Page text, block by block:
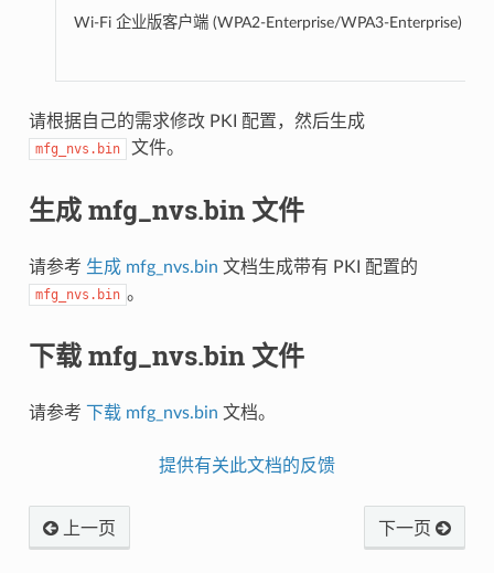
Wi-Fi 企业版客户端 (WPA2-Enterprise/WPA3-Enterprise)
请根据自己的需求修改 PKI 配置，然后生成
mfg_nvs.bin 文件。
生成 mfg_nvs.bin 文件
请参考 生成 mfg_nvs.bin 文档生成带有 PKI 配置的
mfg_nvs.bin 。
下载 mfg_nvs.bin 文件
请参考 下载 mfg_nvs.bin 文档。
提供有关此文档的反馈
上一页 下一页